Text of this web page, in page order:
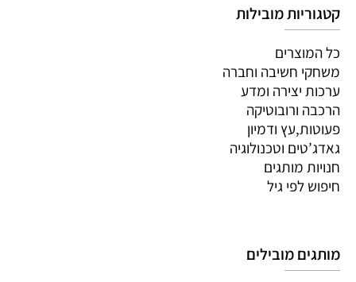
קטגוריות מובילות
כל המוצרים
משחקי חשיבה וחברה
ערכות יצירה ומדע
הרכבה ורובוטיקה
פעוטות,עץ ודמיון
גאדג’טים וטכנולוגיה
חנויות מותגים
חיפוש לפי גיל
מותגים מובילים